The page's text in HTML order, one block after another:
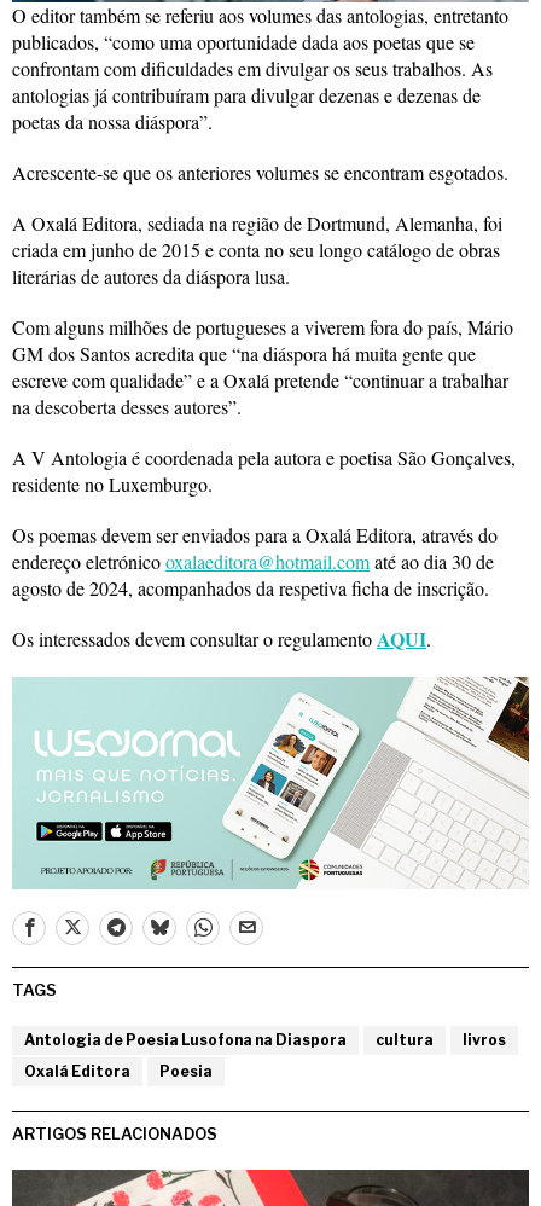
O editor também se referiu aos volumes das antologias, entretanto
publicados, “como uma oportunidade dada aos poetas que se
confrontam com dificuldades em divulgar os seus trabalhos. As
antologias já contribuíram para divulgar dezenas e dezenas de
poetas da nossa diáspora”.
Acrescente-se que os anteriores volumes se encontram esgotados.
A Oxalá Editora, sediada na região de Dortmund, Alemanha, foi
criada em junho de 2015 e conta no seu longo catálogo de obras
literárias de autores da diáspora lusa.
Com alguns milhões de portugueses a viverem fora do país, Mário
GM dos Santos acredita que “na diáspora há muita gente que
escreve com qualidade” e a Oxalá pretende “continuar a trabalhar
na descoberta desses autores”.
A V Antologia é coordenada pela autora e poetisa São Gonçalves,
residente no Luxemburgo.
Os poemas devem ser enviados para a Oxalá Editora, através do
endereço eletrónicooxalaeditora@hotmail.comaté ao dia 30 de
agosto de 2024, acompanhados da respetiva ficha de inscrição.
Os interessados devem consultar o regulamentoAQUI.
TAGS
Antologia de Poesia Lusofona na Diaspora cultura
livros
Oxalá Editora
Poesia
ARTIGOS RELACIONADOS